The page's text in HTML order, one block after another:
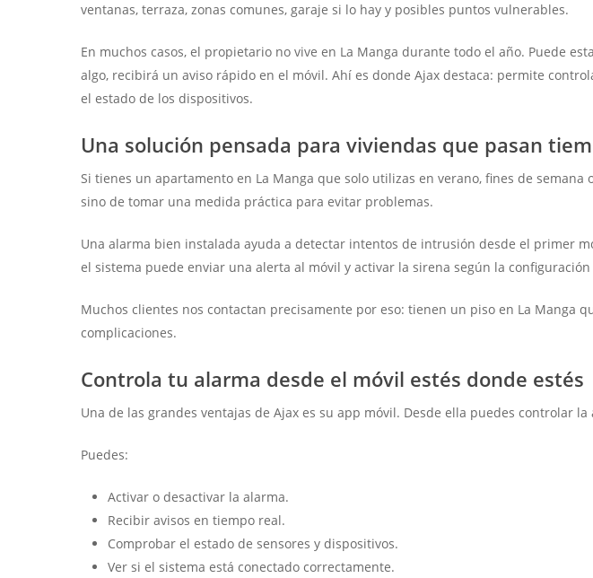
ventanas, terraza, zonas comunes, garaje si lo hay y posibles puntos vulnerables.
En muchos casos, el propietario no vive en La Manga durante todo el año. Puede
algo, recibirá un aviso rápido en el móvil. Ahí es donde Ajax destaca: permite
el estado de los dispositivos.
Una solución pensada para viviendas que pasan
Si tienes un apartamento en La Manga que solo utilizas en verano, fines de
sino de tomar una medida práctica para evitar problemas.
Una alarma bien instalada ayuda a detectar intentos de intrusión desde el primer
el sistema puede enviar una alerta al móvil y activar la sirena según la
Muchos clientes nos contactan precisamente por eso: tienen un piso en La Manga
complicaciones.
Controla tu alarma desde el móvil estés donde estés
Una de las grandes ventajas de Ajax es su app móvil. Desde ella puedes controlar
Puedes:
Activar o desactivar la alarma.
Recibir avisos en tiempo real.
Comprobar el estado de sensores y dispositivos.
Ver si el sistema está conectado correctamente.